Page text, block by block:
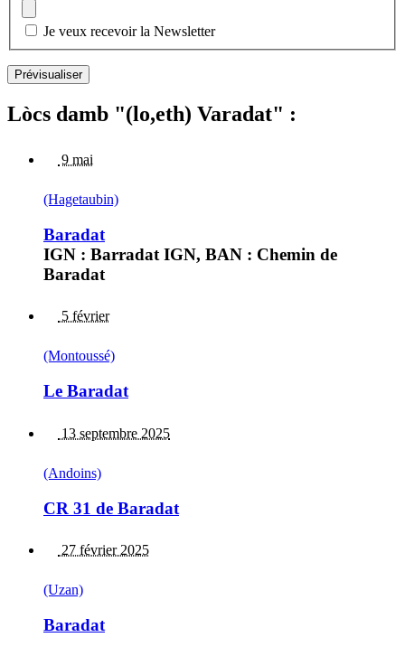
Je veux recevoir la Newsletter
Lòcs damb "(lo,eth) Varadat" :
9 mai
(Hagetaubin)
Baradat
IGN : Barradat IGN, BAN : Chemin de
Baradat
5 février
(Montoussé)
Le Baradat
13 septembre 2025
(Andoins)
CR 31 de Baradat
27 février 2025
(Uzan)
Baradat